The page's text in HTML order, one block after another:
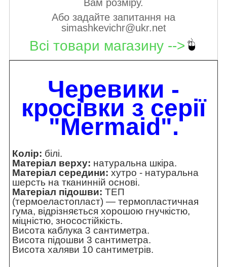
Вам розміру.
Або задайте запитання на
simashkevichr@ukr.net
Всі товари магазину -->
Черевики -
кросівки з серії
"Mermaid ".
Колір: білі.
Матеріал верху: натуральна шкіра.
Матеріал середини: хутро - натуральна
шерсть на тканинній основі.
Матеріал підошви: ТЕП
(термоеластопласт) — термопластичная
гума, відрізняється хорошою гнучкістю,
міцністю, зносостійкість.
Висота каблука 3 сантиметра.
Висота підошви 3 сантиметра.
Висота халяви 10 сантиметрів.